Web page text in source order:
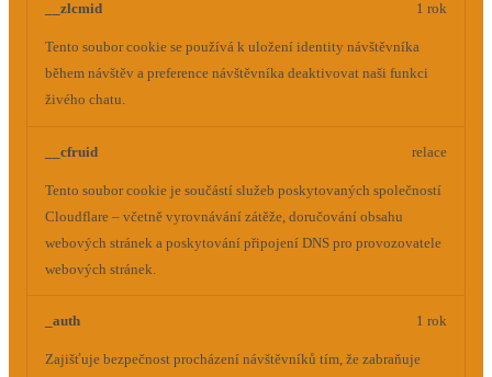
__zlcmid
Tento soubor cookie se používá k uložení identity návštěvníka
během návštěv a preference návštěvníka deaktivovat naši funkci
živého chatu.
1 rok
__cfruid
Tento soubor cookie je součástí služeb poskytovaných společností
Cloudflare – včetně vyrovnávání zátěže, doručování obsahu
webových stránek a poskytování připojení DNS pro provozovatele
webových stránek.
relace
_auth
Zajišťuje bezpečnost procházení návštěvníků tím, že zabraňuje
1 rok